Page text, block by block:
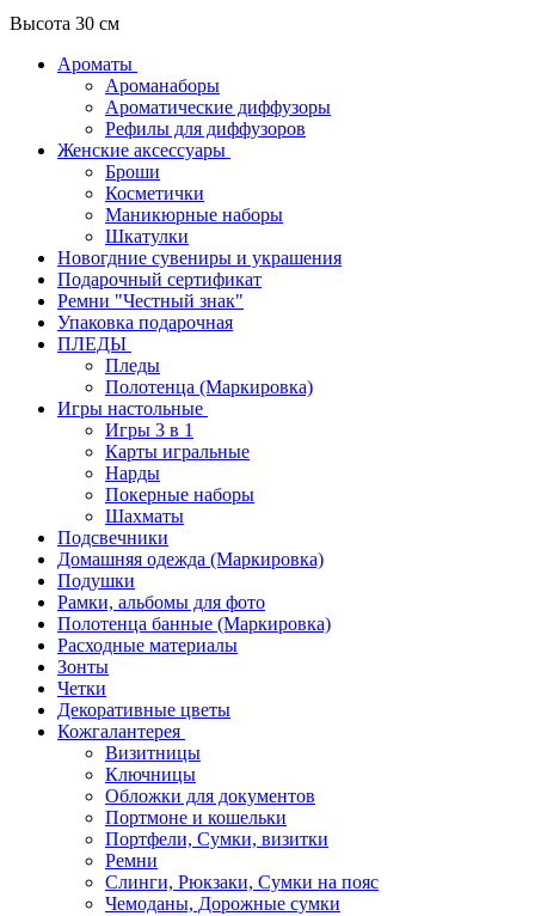
Высота 30 см
Ароматы
Ароманаборы
Ароматические диффузоры
Рефилы для диффузоров
Женские аксессуары
Броши
Косметички
Маникюрные наборы
Шкатулки
Новогдние сувениры и украшения
Подарочный сертификат
Ремни "Честный знак"
Упаковка подарочная
ПЛЕДЫ
Пледы
Полотенца (Маркировка)
Игры настольные
Игры 3 в 1
Карты игральные
Нарды
Покерные наборы
Шахматы
Подсвечники
Домашняя одежда (Маркировка)
Подушки
Рамки, альбомы для фото
Полотенца банные (Маркировка)
Расходные материалы
Зонты
Четки
Декоративные цветы
Кожгалантерея
Визитницы
Ключницы
Обложки для документов
Портмоне и кошельки
Портфели, Сумки, визитки
Ремни
Слинги, Рюкзаки, Сумки на пояс
Чемоданы, Дорожные сумки